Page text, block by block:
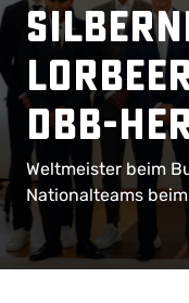
DBB-
Weltmeister beim
Nationalteams